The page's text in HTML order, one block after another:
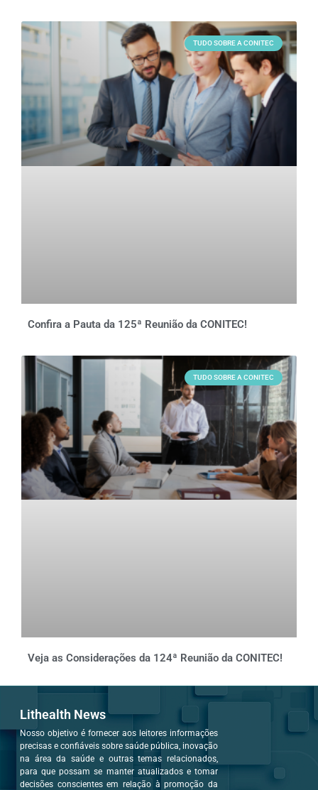
TUDO SOBRE A CONITEC
Confira a Pauta da 125ª Reunião da CONITEC!
TUDO SOBRE A CONITEC
Veja as Considerações da 124ª Reunião da CONITEC!
Lithealth News
Nosso objetivo é fornecer aos leitores informações
precisas e confiáveis sobre saúde pública, inovação
na área da saúde e outras temas relacionados,
para que possam se manter atualizados e tomar
decisões conscientes em relação à promoção da